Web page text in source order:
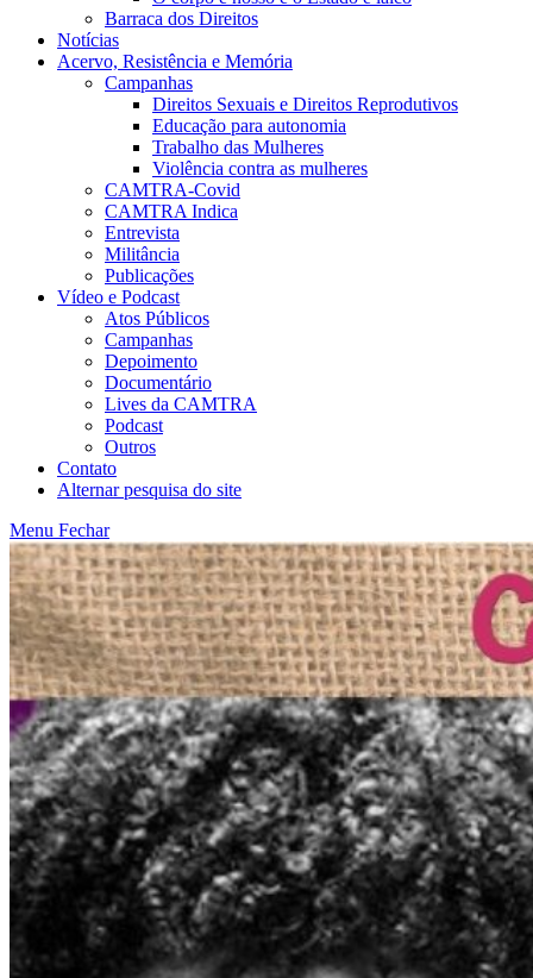
Barraca dos Direitos
Notícias
Acervo, Resistência e Memória
Campanhas
Direitos Sexuais e Direitos Reprodutivos
Educação para autonomia
Trabalho das Mulheres
Violência contra as mulheres
CAMTRA-Covid
CAMTRA Indica
Entrevista
Militância
Publicações
Vídeo e Podcast
Atos Públicos
Campanhas
Depoimento
Documentário
Lives da CAMTRA
Podcast
Outros
Contato
Alternar pesquisa do site
Menu Fechar